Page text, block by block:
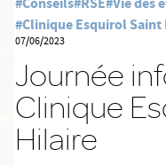
#Clinique Esquirol Saint
07/06/2023
Journée
Clinique
Hilaire